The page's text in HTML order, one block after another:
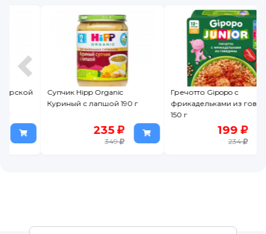
Супчик Hipp Organic
Куриный с лапшой 190 г
Гречотто Gipopo с
фрикадельками из говядины